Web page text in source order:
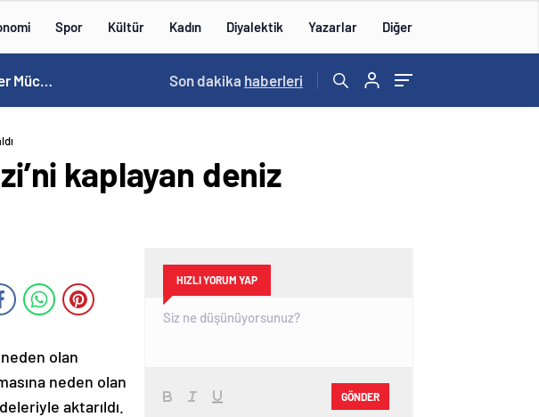
Spor Kültür Kadın Diyalektik Yazarlar Diğer
19:58 / İBB Davası’nda duruşma 6 Temmuz’a ertelendi
Son dakika haberleri
kaplayan deniz
olan
neden olan
aktarıldı.
HIZLI YORUM YAP
GÖNDER